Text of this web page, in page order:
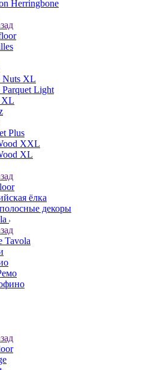
Herringbone
Nuts XL
Parquet Light
XL
Plus
XXL
XL
ёлка
декоры
Tavola